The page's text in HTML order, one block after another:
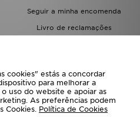
Seguir a minha encomenda
Livro de reclamações
cookies" estás a concordar
para melhorar a
uso do website e apoiar as
As preferências podem
Cookies. Política de Cookies